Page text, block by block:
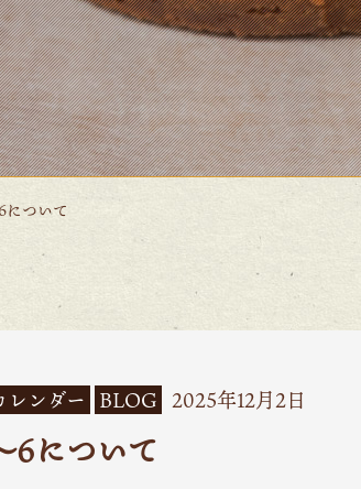
について
レンダー BLOG 2025年12月2日
6について